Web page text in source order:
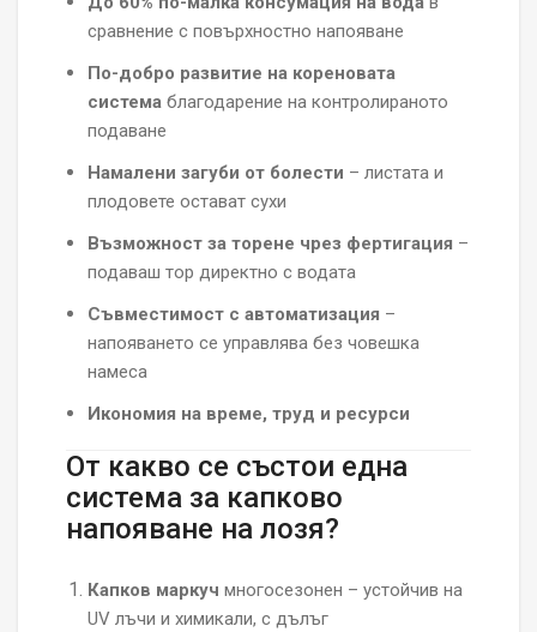
сравнение с повърхностно напояване
По-добро развитие на кореновата
система благодарение на контролираното
подаване
Намалени загуби от болести – листата и
плодовете остават сухи
Възможност за торене чрез фертигация –
подаваш тор директно с водата
Съвместимост с автоматизация –
напояването се управлява без човешка
намеса
Икономия на време, труд и ресурси
От какво се състои една
система за капково
напояване на лозя?
Капков маркуч многосезонен – устойчив на
UV лъчи и химикали, с дълъг